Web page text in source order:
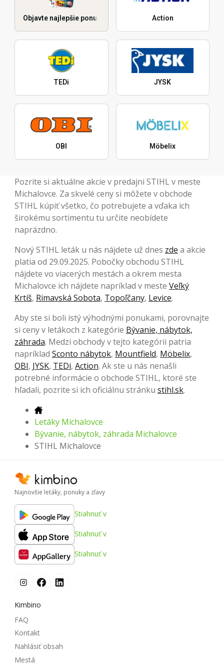
Objavte najlepšie ponuky Action
TEDi JYSK
OBI Möbelix
Pozrite si aktuálne akcie v predajni STIHL v meste
Michalovce. Za skvelé ceny si môžete v obchode
STIHL kúpiť všetko, čo potrebujete a vďaka ich
širokému sortimentu tu určite neobídete
naprázdno.
Nový STIHL leták u nás nájdete už dnes zde a akcie
platia od 29.09.2025. Pobočky obchodu STIHL
nájdete vo viacerých mestách a okrem mesta
Michalovce ich nájdete napríklad v meste Veľký
Krtíš, Rimavská Sobota, Topoľčany, Levice.
Aby ste si boli istý výhodnými ponukami, porovnajte
si ceny v letákoch z kategórie Bývanie, nábytok,
záhrada. Medzi obchody v tejto kategórii patria
napríklad Sconto nábytok, Mountfield, Möbelix,
OBI, JYSK, TEDi, Action. Ak ste u nás nenašli
potrebné informácie o obchode STIHL, ktoré ste
hľadali, pozrite si ich oficiálnu stránku stihl.sk.
Letáky Michalovce
Bývanie, nábytok, záhrada Michalovce
STIHL Michalovce
Najnovšie letáky, ponuky a zľavy
Stiahnuť v
Stiahnuť v
Stiahnuť v
Kimbino
FAQ
Kontakt
Nahlásiť obsah
Mestá